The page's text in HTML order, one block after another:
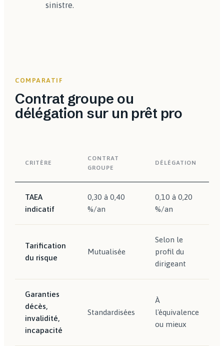
sinistre.
COMPARATIF
Contrat groupe ou
délégation sur un prêt pro
CRITÈRE
CONTRAT
GROUPE
DÉLÉGATION
TAEA
indicatif
0,30 à 0,40
%/an
0,10 à 0,20
%/an
Tarification
du risque
Mutualisée
Selon le
profil du
dirigeant
Garanties
décès,
invalidité,
incapacité
Standardisées
À
l'équivalence
ou mieux